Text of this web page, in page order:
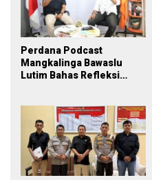
Perdana Podcast
Mangkalinga Bawaslu
Lutim Bahas Refleksi